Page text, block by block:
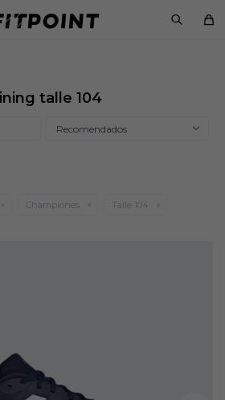
talle 104
Recomendados
Championes Talle 104